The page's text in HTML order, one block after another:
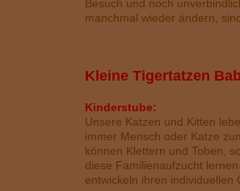
Besuch und noch
manchmal wieder ändern,
Kleine Tigertatzen
Kinderstube:
Unsere Katzen und Kitten
immer Mensch oder Katze
können Klettern und Toben,
diese Familienaufzucht
entwickeln ihren individuellen